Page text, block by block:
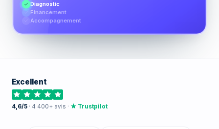
Diagnostic
Financement
Accompagnement
Excellent
4,6/5 · 4 400+ avis · ★ Trustpilot